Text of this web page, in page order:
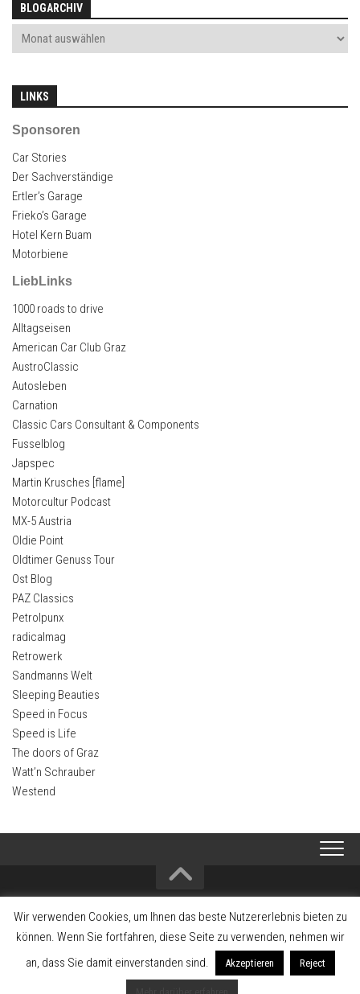
BLOGARCHIV
LINKS
Sponsoren
Car Stories
Der Sachverständige
Ertler’s Garage
Frieko’s Garage
Hotel Kern Buam
Motorbiene
LiebLinks
1000 roads to drive
Alltagseisen
American Car Club Graz
AustroClassic
Autosleben
Carnation
Classic Cars Consultant & Components
Fusselblog
Japspec
Martin Krusches [flame]
Motorcultur Podcast
MX-5 Austria
Oldie Point
Oldtimer Genuss Tour
Ost Blog
PAZ Classics
Petrolpunx
radicalmag
Retrowerk
Sandmanns Welt
Sleeping Beauties
Speed in Focus
Speed is Life
The doors of Graz
Watt’n Schrauber
Westend
2008-2026 Alltagsklassiker - Interessengemeinschaft zum Erhalt und
Förderung der Fahrzeugkultur und Fahrzeuggeschichte
Wir verwenden Cookies, um Ihnen das beste Nutzererlebnis bieten zu
können. Wenn Sie fortfahren, diese Seite zu verwenden, nehmen wir
an, dass Sie damit einverstanden sind.
Akzeptieren Reject